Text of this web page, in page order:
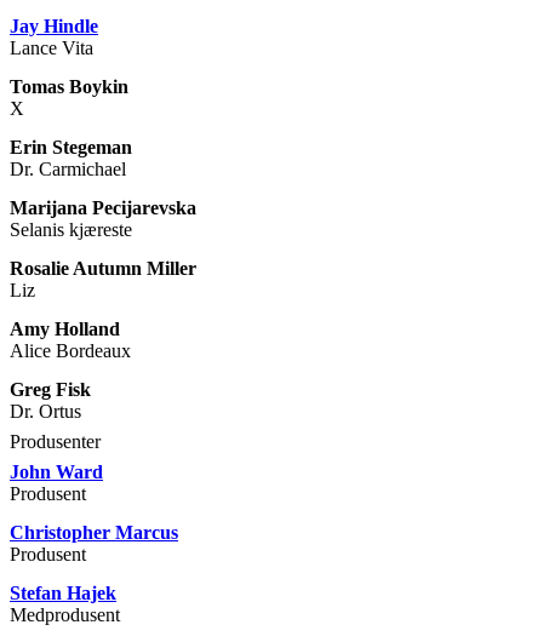
Jay Hindle
Lance Vita
Tomas Boykin
X
Erin Stegeman
Dr. Carmichael
Marijana Pecijarevska
Selanis kjæreste
Rosalie Autumn Miller
Liz
Amy Holland
Alice Bordeaux
Greg Fisk
Dr. Ortus
Produsenter
John Ward
Produsent
Christopher Marcus
Produsent
Stefan Hajek
Medprodusent